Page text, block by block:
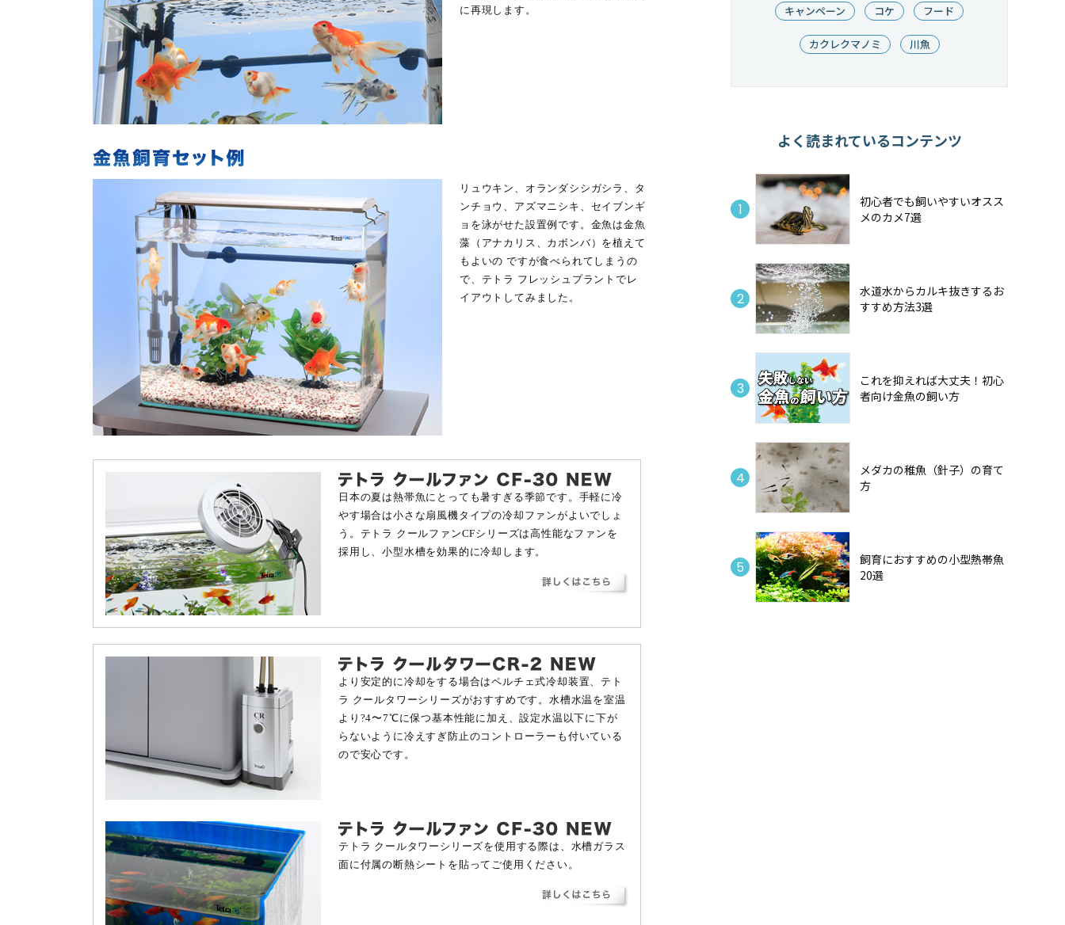
に再現します。
リュウキン、オランダシシガシラ、タ
ンチョウ、アズマニシキ、セイブンギ
ョを泳がせた設置例です。金魚は金魚
藻（アナカリス、カボンバ）を植えて
もよいの ですが食べられてしまうの
で、テトラ フレッシュプラントでレ
イアウトしてみました。
日本の夏は熱帯魚にとっても暑すぎる季節です。手軽に冷
やす場合は小さな扇風機タイプの冷却ファンがよいでしょ
う。テトラ クールファンCFシリーズは高性能なファンを
採用し、小型水槽を効果的に冷却します。
より安定的に冷却をする場合はペルチェ式冷却装置、テト
ラ クールタワーシリーズがおすすめです。水槽水温を室温
より?4〜7℃に保つ基本性能に加え、設定水温以下に下が
らないように冷えすぎ防止のコントローラーも付いている
ので安心です。
テトラ クールタワーシリーズを使用する際は、水槽ガラス
面に付属の断熱シートを貼ってご使用ください。
キャンペーン コケ フード
カクレクマノミ 川魚
よく読まれているコンテンツ
初心者でも飼いやすいオスス
メのカメ7選
水道水からカルキ抜きするお
すすめ方法3選
これを抑えれば大丈夫！初心
者向け金魚の飼い方
メダカの稚魚（針子）の育て
方
飼育におすすめの小型熱帯魚
20選